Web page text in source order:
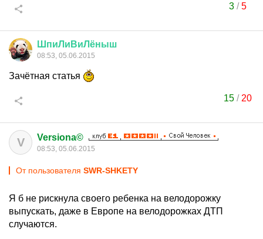
3/5
ШпиЛиВиЛёныш
08:53, 05.06.2015
Зачётная статья
15/ 20
V Versiona©
08:53, 05.06.2015
От пользователя SWR-SHKETY
Я б не рискнула своего ребенка на велодорожку
выпускать, даже в Европе на велодорожках ДТП
случаются.